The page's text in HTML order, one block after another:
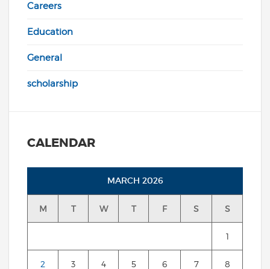
Careers
Education
General
scholarship
CALENDAR
MARCH 2026
M T W T F S S
1
2 3 4 5 6 7 8